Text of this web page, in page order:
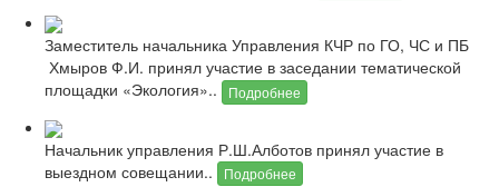
Заместитель начальника Управления КЧР по ГО, ЧС и ПБ
Хмыров Ф.И. принял участие в заседании тематической
площадки «Экология»..
Подробнее
Начальник управления Р.Ш.Алботов принял участие в
выездном совещании..
Подробнее